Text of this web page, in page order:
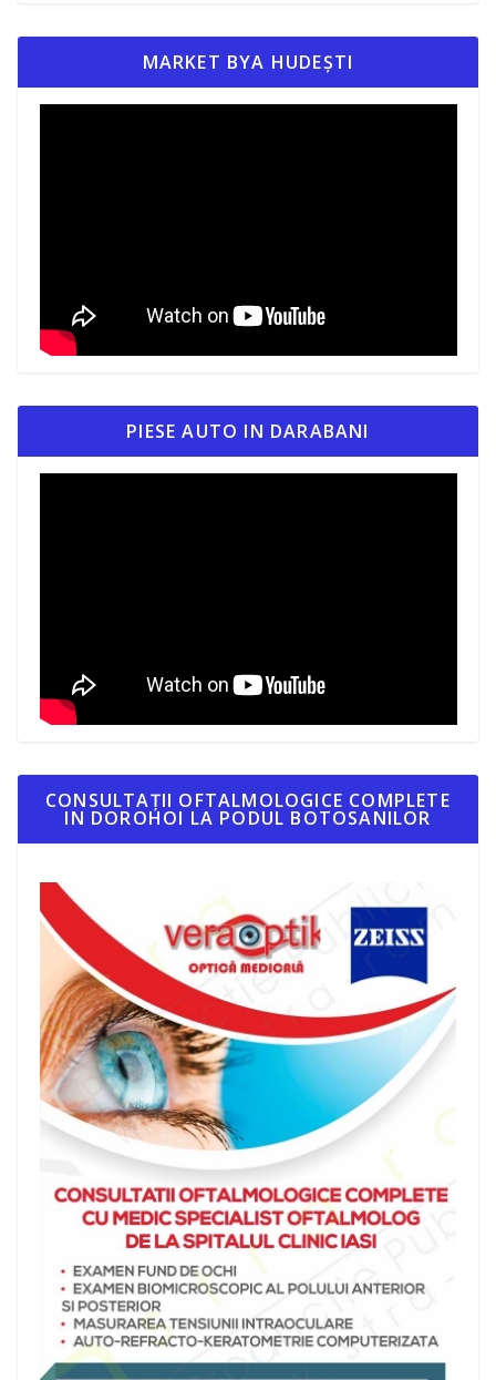
MARKET BYA HUDEȘTI
PIESE AUTO IN DARABANI
CONSULTAȚII OFTALMOLOGICE COMPLETE
IN DOROHOI LA PODUL BOTOSANILOR